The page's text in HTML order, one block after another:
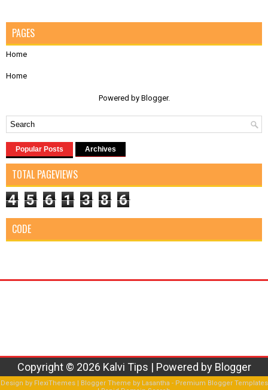
PAGES
Home
Home
Powered by Blogger.
Popular Posts Archives
TOTAL PAGEVIEWS
4 5 6 1 3 8 6
CODE
Copyright © 2026 Kalvi Tips | Powered by Blogger
Design by FlexiThemes| Blogger Theme by Lasantha - Premium Blogger Templates